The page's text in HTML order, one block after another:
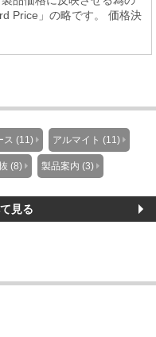
Price」の略です。 価格決
ス (11) アルマイト (11)
(8) 製品案内 (3)
見る